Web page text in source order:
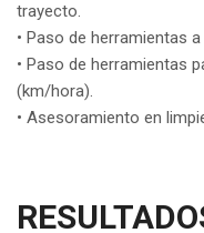
trayecto.
• Paso de herramientas
• Paso de herramientas
(km/hora).
• Asesoramiento en